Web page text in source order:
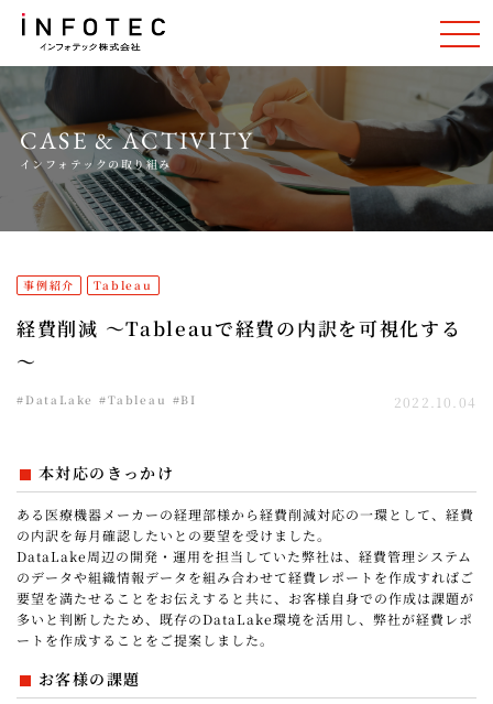
CASE & ACTIVITY
インフォテックの取り組み
事例紹介 Tableau
経費削減 ～Tableauで経費の内訳を可視化する
～
#DataLake #Tableau #BI 2022.10.04
本対応のきっかけ
ある医療機器メーカーの経理部様から経費削減対応の一環として、経費
の内訳を毎月確認したいとの要望を受けました。
DataLake周辺の開発・運用を担当していた弊社は、経費管理システム
のデータや組織情報データを組み合わせて経費レポートを作成すればご
要望を満たせることをお伝えすると共に、お客様自身での作成は課題が
多いと判断したため、既存のDataLake環境を活用し、弊社が経費レポ
ートを作成することをご提案しました。
お客様の課題